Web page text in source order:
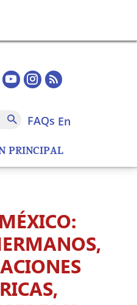
PRINCIPAL
home
FAQs
FAQs en